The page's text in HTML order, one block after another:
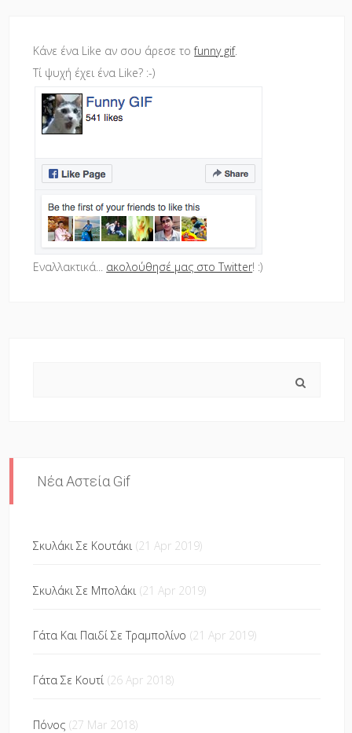
Κάνε ένα Like αν σου άρεσε τοfunny gif.
Τί ψυχή έχει ένα Like? :-)
Εναλλακτικά... ακολούθησέ μας στο Twitter! :)
Νέα Αστεία Gif
Σκυλάκι Σε Κουτάκι (21 Apr 2019)
Σκυλάκι Σε Μπολάκι (21 Apr 2019)
Γάτα Και Παιδί Σε Τραμπολίνο (21 Apr 2019)
Γάτα Σε Κουτί (26 Apr 2018)
Πόνος (27 Mar 2018)